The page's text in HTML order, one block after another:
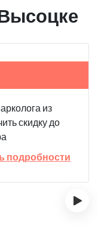
из
скидку до
подробности
›